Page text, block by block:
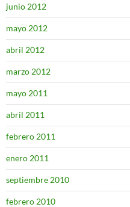
junio 2012
mayo 2012
abril 2012
marzo 2012
mayo 2011
abril 2011
febrero 2011
enero 2011
septiembre 2010
febrero 2010